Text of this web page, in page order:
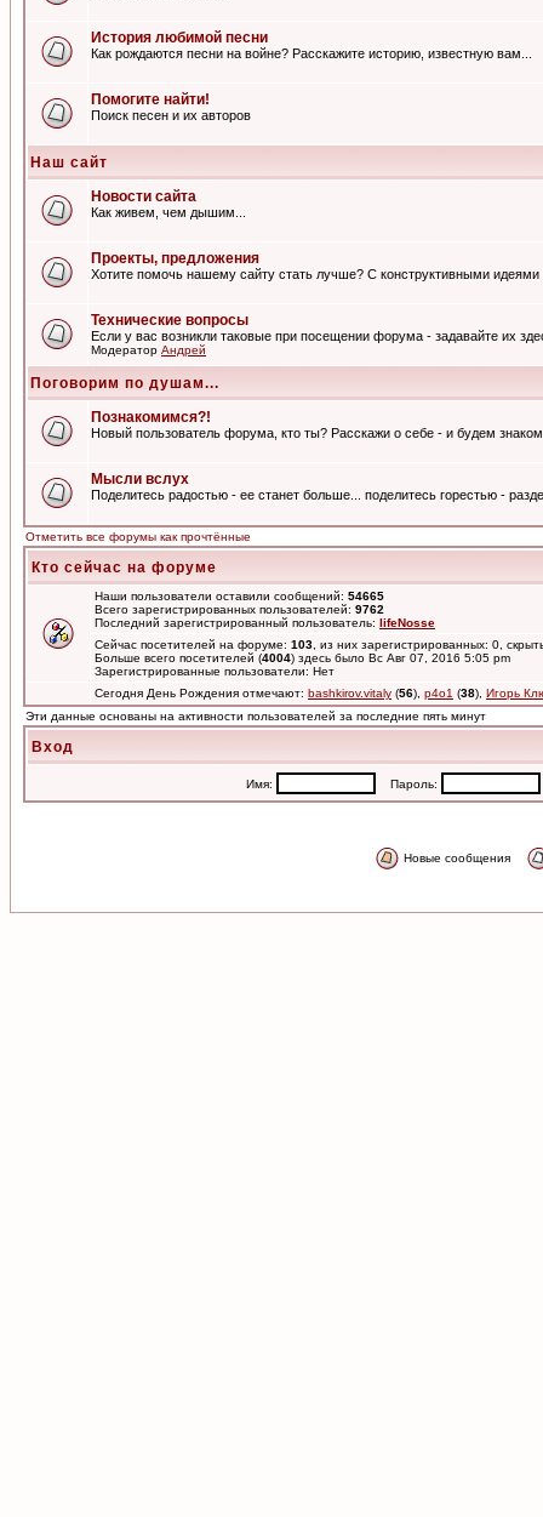
История любимой песни
Как рождаются песни на войне? Расскажите историю, известную вам...
Помогите найти!
Поиск песен и их авторов
Наш сайт
Новости сайта
Как живем, чем дышим...
Проекты, предложения
Хотите помочь нашему сайту стать лучше? С конструктивными
Технические вопросы
Если у вас возникли таковые при посещении форума - задавайте их
Модератор Андрей
Поговорим по душам...
Познакомимся?!
Новый пользователь форума, кто ты? Расскажи о себе - и будем
Мысли вслух
Поделитесь радостью - ее станет больше... поделитесь горестью -
Отметить все форумы как прочтённые
Кто сейчас на форуме
Наши пользователи оставили сообщений: 54665
Всего зарегистрированных пользователей: 9762
Последний зарегистрированный пользователь: lifeNosse
Сейчас посетителей на форуме: 103 , из них зарегистрированных: 0,
Больше всего посетителей (4004) здесь было Вс Авг 07, 2016 5:05 pm
Зарегистрированные пользователи: Нет
Сегодня День Рождения отмечают: bashkirov.vitaly (56), p4o1 (38), Игорь
Эти данные основаны на активности пользователей за последние пять минут
Вход
Имя: Пароль:
Новые сообщения